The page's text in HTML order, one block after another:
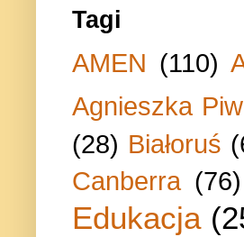
Tagi
AMEN (110)
Agnieszka
(28) Białoruś
Canberra (76)
Edukacja